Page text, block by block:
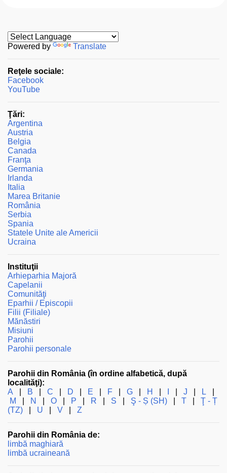
i
t
i
u
n
m
e
n
t
a
r
i
u
Powered by Translate
Reţele sociale:
Facebook
YouTube
Ţări:
Argentina
Austria
Belgia
Canada
Franţa
Germania
Irlanda
Italia
Marea Britanie
România
Serbia
Spania
Statele Unite ale Americii
Ucraina
Instituţii
Arhieparhia Majoră
Capelanii
Comunităţi
Eparhii / Episcopii
Filii (Filiale)
Mănăstiri
Misiuni
Parohii
Parohii personale
Parohii din România (în ordine alfabetică, după
localităţi):
A
B C D E F G H J L
M
N O P R S Ş - Ș (SH) T
Ţ - Ț
(TZ)
U V Z
Parohii din România de:
limbă maghiară
limbă ucraineană